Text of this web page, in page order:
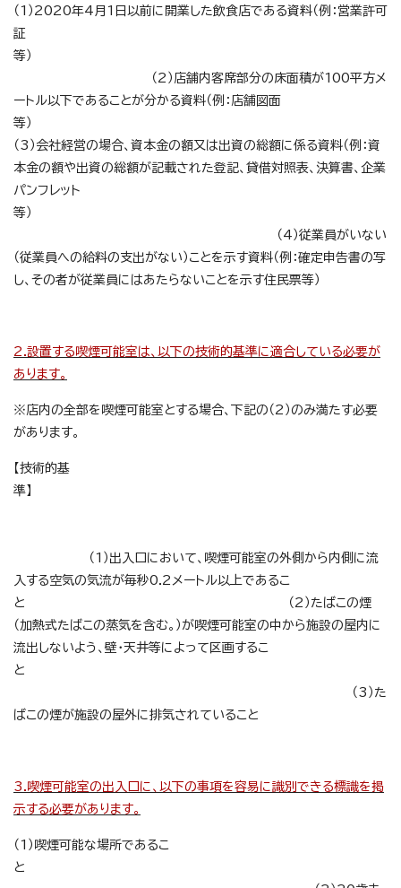
（1）2020年4月1日以前に開業した飲食店である資料（例：営業許可
証
等）
（2）店舗内客席部分の床面積が100平方メ
ートル以下であることが分かる資料（例：店舗図面
等）
（3）会社経営の場合、資本金の額又は出資の総額に係る資料（例：資
本金の額や出資の総額が記載された登記、貸借対照表、決算書、企業
パンフレット
等）
（4）従業員がいない
（従業員への給料の支出がない）ことを示す資料（例：確定申告書の写
し、その者が従業員にはあたらないことを示す住民票等）
2.設置する喫煙可能室は、以下の技術的基準に適合している必要が
あります。
※店内の全部を喫煙可能室とする場合、下記の（2）のみ満たす必要
があります。
【技術的基
準】
（1）出入口において、喫煙可能室の外側から内側に流
入する空気の気流が毎秒0.2メートル以上であるこ
と （2）たばこの煙
（加熱式たばこの蒸気を含む。）が喫煙可能室の中から施設の屋内に
流出しないよう、壁・天井等によって区画するこ
と
（3）た
ばこの煙が施設の屋外に排気されていること
3.喫煙可能室の出入口に、以下の事項を容易に識別できる標識を掲
示する必要があります。
（1）喫煙可能な場所であるこ
と